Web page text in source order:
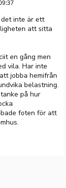
det inte är ett
att sitta
en gång men
vila. Har inte
jobba hemifrån
belastning.
på hur
foten för att